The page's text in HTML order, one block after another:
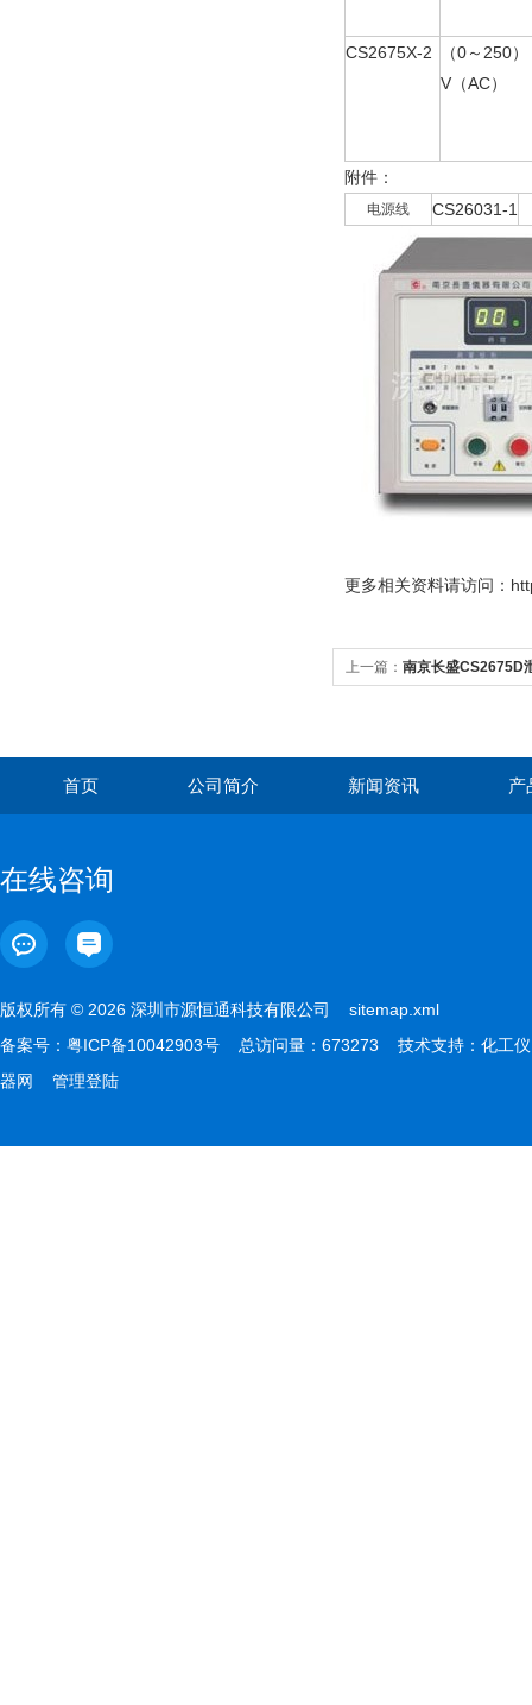
CS2675X-2
（0～250）
V（AC）
附件：
电源线 CS26031-1
更多相关资料请访问：
上一篇： 南京长盛CS2675D
首页 公司简介 新闻资讯 产
在线咨询
版权所有 © 2026 深圳市源恒通科技有限公司 sitemap.xml
备案号： 粤ICP备10042903号 总访问量：673273 技术支持： 化工仪
器网
管理登陆